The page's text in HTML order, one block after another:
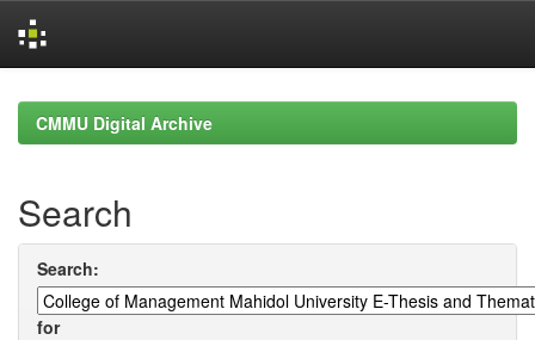
navigationCMMU Digital Archive
Search
Search:
for